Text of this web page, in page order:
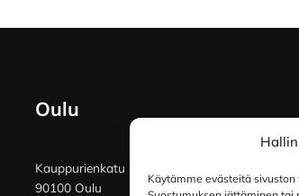
Käytämme evästeitä
Oulu
Kauppurienkatu 34
90100 Oulu